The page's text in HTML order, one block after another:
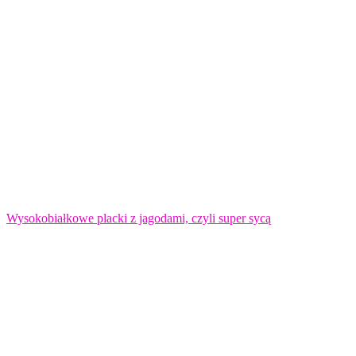
Wysokobiałkowe placki z jagodami, czyli super sycą